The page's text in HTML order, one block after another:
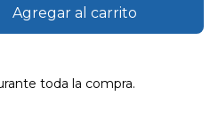
toda la compra.